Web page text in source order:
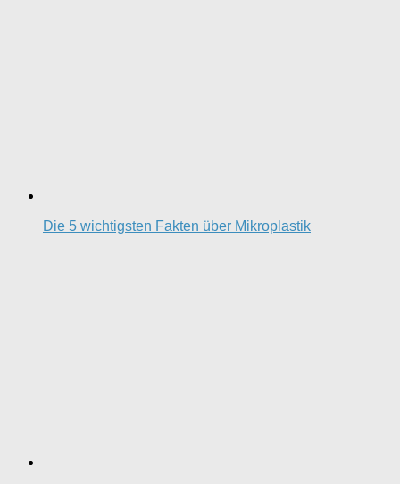
Die 5 wichtigsten Fakten über Mikroplastik